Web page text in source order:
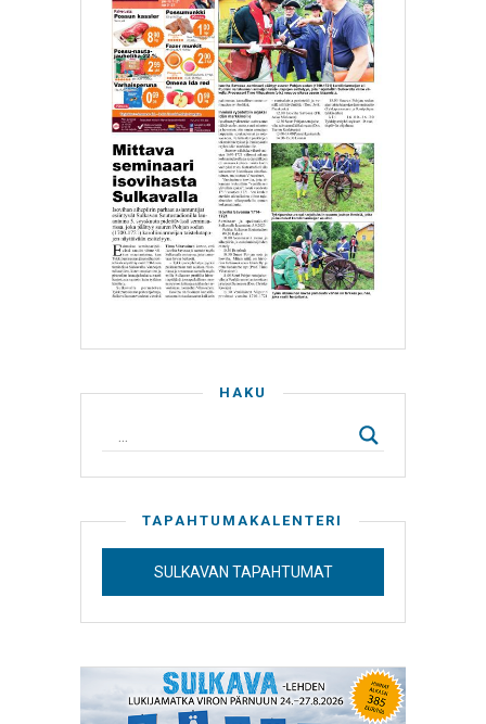
HAKU
TAPAHTUMAKALENTERI
SULKAVAN TAPAHTUMAT